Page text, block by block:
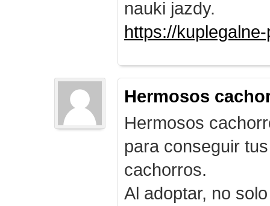
nauki jazdy.
https://
Hermosos
Hermosos
para conseguir
cachorros.
Al adoptar, no